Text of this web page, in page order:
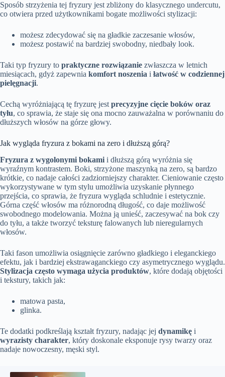
Sposób strzyżenia tej fryzury jest zbliżony do klasycznego undercutu,
co otwiera przed użytkownikami bogate możliwości stylizacji:
możesz zdecydować się na gładkie zaczesanie włosów,
możesz postawić na bardziej swobodny, niedbały look.
Taki typ fryzury to praktyczne rozwiązanie zwłaszcza w letnich
miesiącach, gdyż zapewnia komfort noszenia i łatwość w codziennej
pielęgnacji.
Cechą wyróżniającą tę fryzurę jest precyzyjne cięcie boków oraz
tyłu, co sprawia, że staje się ona mocno zauważalna w porównaniu do
dłuższych włosów na górze głowy.
Jak wygląda fryzura z bokami na zero i dłuższą górą?
Fryzura z wygolonymi bokami i dłuższą górą wyróżnia się
wyraźnym kontrastem. Boki, strzyżone maszynką na zero, są bardzo
krótkie, co nadaje całości zadziorniejszy charakter. Cieniowanie często
wykorzystywane w tym stylu umożliwia uzyskanie płynnego
przejścia, co sprawia, że fryzura wygląda schludnie i estetycznie.
Górna część włosów ma różnorodną długość, co daje możliwość
swobodnego modelowania. Można ją unieść, zaczesywać na bok czy
do tyłu, a także tworzyć teksturę falowanych lub nieregularnych
włosów.
Taki fason umożliwia osiągnięcie zarówno gładkiego i eleganckiego
efektu, jak i bardziej ekstrawaganckiego czy asymetrycznego wyglądu.
Stylizacja często wymaga użycia produktów, które dodają objętości
i tekstury, takich jak:
matowa pasta,
glinka.
Te dodatki podkreślają kształt fryzury, nadając jej dynamikę i
wyrazisty charakter, który doskonale eksponuje rysy twarzy oraz
nadaje nowoczesny, męski styl.